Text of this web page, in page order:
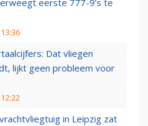
eerste 777-9’s te
Dat vliegen
lijkt geen probleem voor
in Leipzig zat